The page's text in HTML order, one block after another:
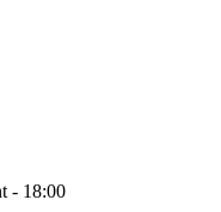
- 18:00